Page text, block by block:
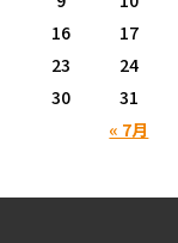
« 7月
16
17
23
24
30
31